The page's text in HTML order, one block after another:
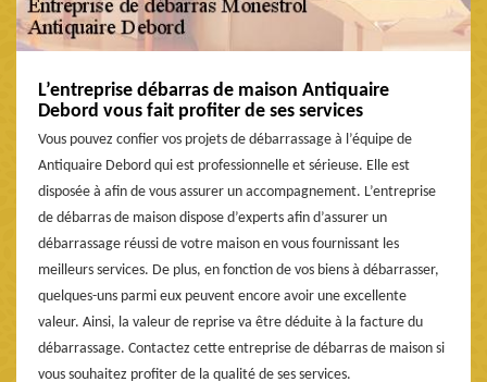
L’entreprise débarras de maison Antiquaire
Debord vous fait profiter de ses services
Vous pouvez confier vos projets de débarrassage à l’équipe de
Antiquaire Debord qui est professionnelle et sérieuse. Elle est
disposée à afin de vous assurer un accompagnement. L’entreprise
de débarras de maison dispose d’experts afin d’assurer un
débarrassage réussi de votre maison en vous fournissant les
meilleurs services. De plus, en fonction de vos biens à débarrasser,
quelques-uns parmi eux peuvent encore avoir une excellente
valeur. Ainsi, la valeur de reprise va être déduite à la facture du
débarrassage. Contactez cette entreprise de débarras de maison si
vous souhaitez profiter de la qualité de ses services.